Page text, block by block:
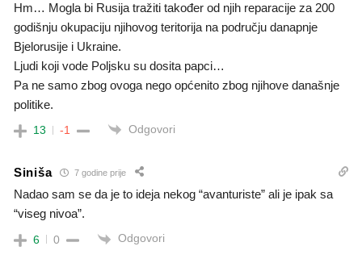
Hm… Mogla bi Rusija tražiti također od njih reparacije za 200
godišnju okupaciju njihovog teritorija na području danapnje
Bjelorusije i Ukraine.
Ljudi koji vode Poljsku su dosita papci…
Pa ne samo zbog ovoga nego općenito zbog njihove današnje
politike.
13 -1 Odgovori
Siniša 7 godine prije
Nadao sam se da je to ideja nekog “avanturiste” ali je ipak sa
“viseg nivoa”.
6 0 Odgovori